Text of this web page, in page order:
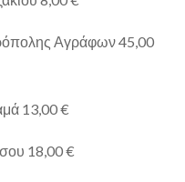
Αγράφων 45,00
13,00 €
18,00 €